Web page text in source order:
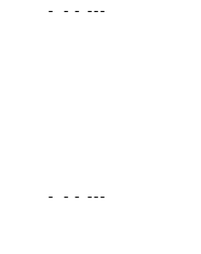
- - - ---
- - - ---